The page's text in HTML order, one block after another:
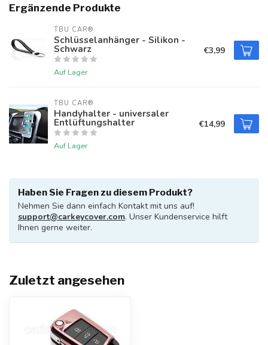
Ergänzende Produkte
TBU CAR®
Schlüsselanhänger - Silikon -
Schwarz
Auf Lager
€3,99
TBU CAR®
Handyhalter - universaler
Entlüftungshalter
Auf Lager
€14,99
Haben Sie Fragen zu diesem Produkt?
Nehmen Sie dann einfach Kontakt mit uns auf!
support@carkeycover.com. Unser Kundenservice hilft
Ihnen gerne weiter.
Zuletzt angesehen